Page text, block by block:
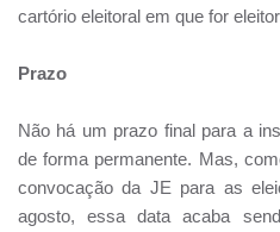
cartório eleitoral em que for
Prazo
Não há um prazo final para a
de forma permanente. Mas,
convocação da JE para as
agosto, essa data acaba